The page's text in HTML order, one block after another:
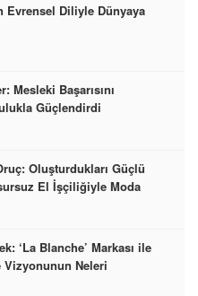
Evrensel Diliyle Dünyaya
Mesleki Başarısını
Güçlendirdi
Oluşturdukları Güçlü
El İşçiliğiyle Moda
Attılar
‘La Blanche’ Markası ile
Vizyonunun Neleri
Güzel Örneğini Sunuyor